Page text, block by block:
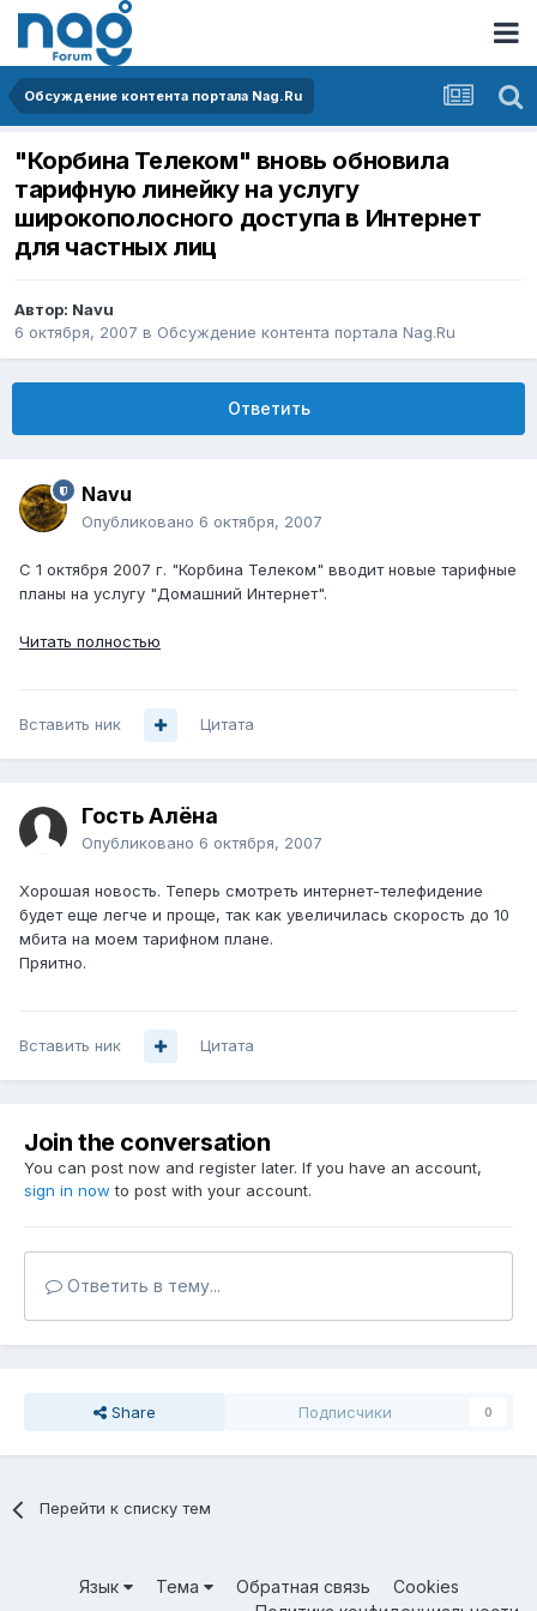
Обсуждение контента портала Nag.Ru
"Корбина Телеком" вновь обновила
тарифную линейку на услугу
широкополосного доступа в Интернет
для частных лиц
Автор: Navu
6 октября, 2007 в Обсуждение контента портала Nag.Ru
Ответить
Navu
Опубликовано 6 октября, 2007
С 1 октября 2007 г. "Корбина Телеком" вводит новые тарифные
планы на услугу "Домашний Интернет".
Читать полностью
Вставить ник Цитата
Гость Алёна
Опубликовано 6 октября, 2007
Хорошая новость. Теперь смотреть интернет-телефидение
будет еще легче и проще, так как увеличилась скорость до 10
мбита на моем тарифном плане.
Пряитно.
Вставить ник Цитата
Join the conversation
You can post now and register later. If you have an account,
sign in now to post with your account.
Ответить в тему...
Share Подписчики 0
Перейти к списку тем
Язык Тема Обратная связь
Cookies